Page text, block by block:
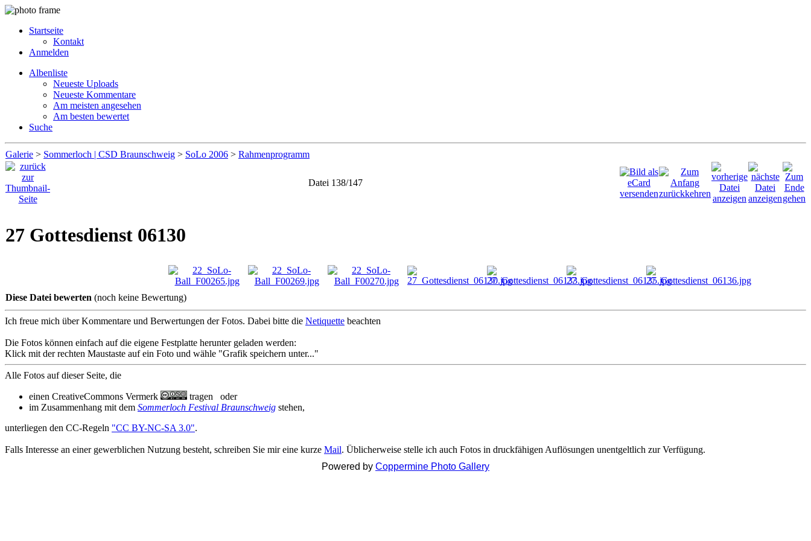
Startseite
Kontakt
Anmelden
Albenliste
Neueste Uploads
Neueste Kommentare
Am meisten angesehen
Am besten bewertet
Suche
Galerie > Sommerloch | CSD Braunschweig > SoLo 2006 > Rahmenprogramm
Datei 138/147
27 Gottesdienst 06130
Diese Datei bewerten (noch keine Bewertung)
Ich freue mich über Kommentare und Berwertungen der Fotos. Dabei bitte die Netiquette beachten
Die Fotos können einfach auf die eigene Festplatte herunter geladen werden:
Klick mit der rechten Maustaste auf ein Foto und wähle "Grafik speichern unter..."
Alle Fotos auf dieser Seite, die
einen CreativeCommons Vermerk
tragen oder
im Zusammenhang mit dem Sommerloch Festival Braunschweig stehen,
unterliegen den CC-Regeln "CC BY-NC-SA 3.0".
Falls Interesse an einer gewerblichen Nutzung besteht, schreiben Sie mir eine kurze Mail. Üblicherweise stelle ich auch Fotos in druckfähigen Auflösungen unentgeltlich zur Verfügung.
Powered by Coppermine Photo Gallery